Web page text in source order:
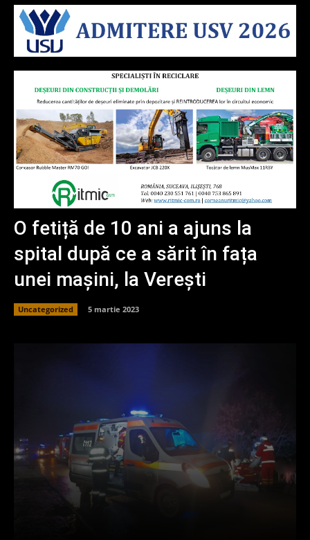
O fetiță de 10 ani a ajuns la
spital după ce a sărit în fața
unei mașini, la Verești
Uncategorized 5 martie 2023